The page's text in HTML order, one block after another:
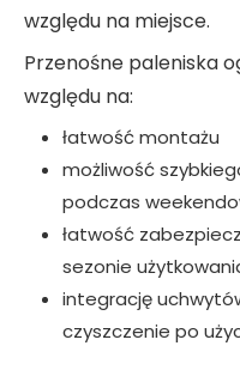
względu na miejsce.
Przenośne paleniska
względu na:
łatwość montażu
możliwość
podczas
łatwość
sezonie
integrację
czyszczenie po